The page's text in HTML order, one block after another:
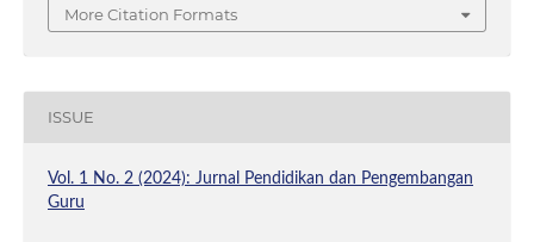
More Citation Formats
ISSUE
Vol. 1 No. 2 (2024): Jurnal Pendidikan dan Pengembangan
Guru